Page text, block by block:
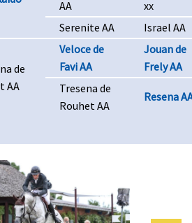
AA
xx
Serenite AA
Israel AA
de
AA
Veloce de
Favi AA
Jouan de
Frely AA
Tresena de
Rouhet AA
Resena